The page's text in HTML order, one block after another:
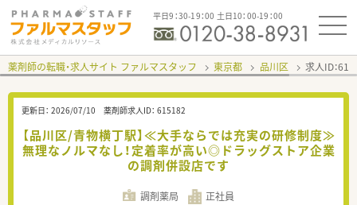
平日9：30-19：00 土日10：00-19：00
薬剤師の転職・求人サイト ファルマスタッフ 東京都 品川区 求人ID：
更新日： 2026/07/10 薬剤師求人ID： 615182
【品川区/青物横丁駅】≪大手ならでは充実の研修制度≫
無理なノルマなし！定着率が高い◎ドラッグストア企業
の調剤併設店です
調剤薬局 正社員